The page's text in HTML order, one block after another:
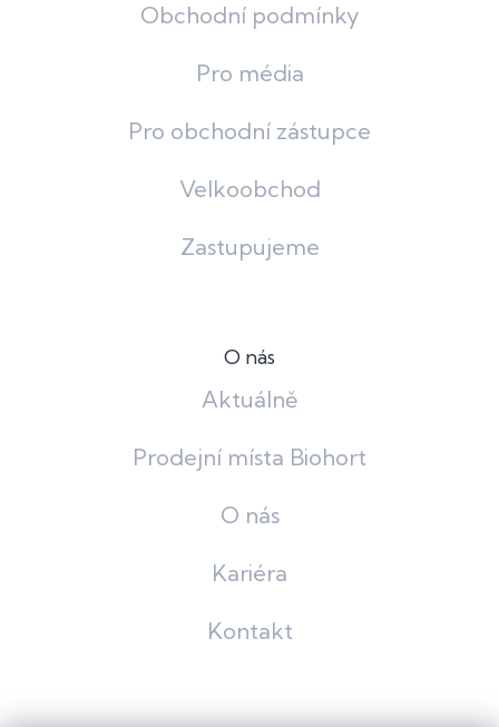
Obchodní podmínky
Pro média
Pro obchodní zástupce
Velkoobchod
Zastupujeme
O nás
Aktuálně
Prodejní místa Biohort
O nás
Kariéra
Kontakt